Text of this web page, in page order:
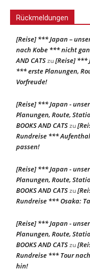
Rückmeldungen
[Reise] *** Japan –
nach Kobe *** nicht
AND CATSzu[Reise] ***
*** erste Planungen,
Vorfreude!
[Reise] *** Japan -
Planungen, Route,
BOOKS AND CATSzu
Rundreise ***
passen!
[Reise] *** Japan -
Planungen, Route,
BOOKS AND CATSzu
Rundreise *** Osaka:
[Reise] *** Japan -
Planungen, Route,
BOOKS AND CATSzu
Rundreise *** Tour
hin!